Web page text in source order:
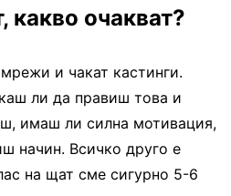
какво очакват?
и чакат кастинги.
ли да правиш това и
имаш ли силна мотивация,
начин. Всичко друго е
на щат сме сигурно 5-6